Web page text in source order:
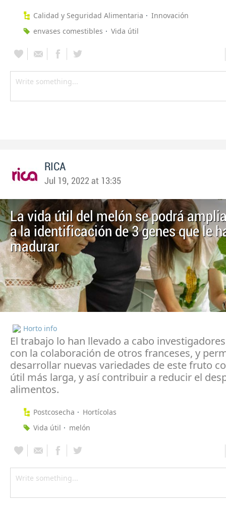
Calidad y Seguridad Alimentaria
Innovación
envases comestibles
Vida útil
RICA
Jul 19, 2022 at 13:35
La vida útil del melón se podrá
a la identificación de 3 genes que le
madurar
Horto info
El trabajo lo han llevado a cabo
con la colaboración de otros franceses, y
desarrollar nuevas variedades de este fruto
útil más larga, y así contribuir a reducir el
alimentos.
Postcosecha
Hortícolas
Vida útil
melón